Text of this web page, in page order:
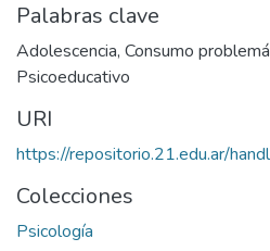
Palabras clave
Adolescencia, Consumo
Psicoeducativo
URI
https://repositorio.21.edu.ar/
Colecciones
Psicología